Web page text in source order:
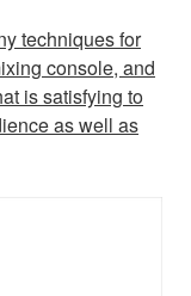
techniques for
console, and
is satisfying to
as well as